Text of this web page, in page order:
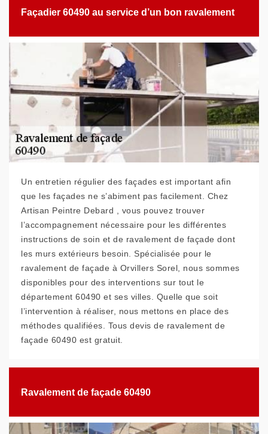
Façadier 60490 au service d’un bon ravalement
Un entretien régulier des façades est important afin
que les façades ne s’abiment pas facilement. Chez
Artisan Peintre Debard , vous pouvez trouver
l’accompagnement nécessaire pour les différentes
instructions de soin et de ravalement de façade dont
les murs extérieurs besoin. Spécialisée pour le
ravalement de façade à Orvillers Sorel, nous sommes
disponibles pour des interventions sur tout le
département 60490 et ses villes. Quelle que soit
l’intervention à réaliser, nous mettons en place des
méthodes qualifiées. Tous devis de ravalement de
façade 60490 est gratuit.
Ravalement de façade 60490